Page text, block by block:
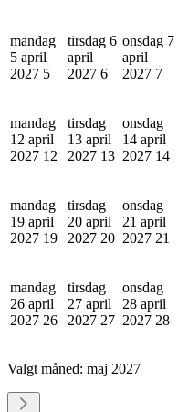
mandag
5 april
2027 5
tirsdag 6
april
2027 6
onsdag 7
april
2027 7
mandag
12 april
2027 12
tirsdag
13 april
2027 13
onsdag
14 april
2027 14
mandag
19 april
2027 19
tirsdag
20 april
2027 20
onsdag
21 april
2027 21
mandag
26 april
2027 26
tirsdag
27 april
2027 27
onsdag
28 april
2027 28
Valgt måned: maj 2027